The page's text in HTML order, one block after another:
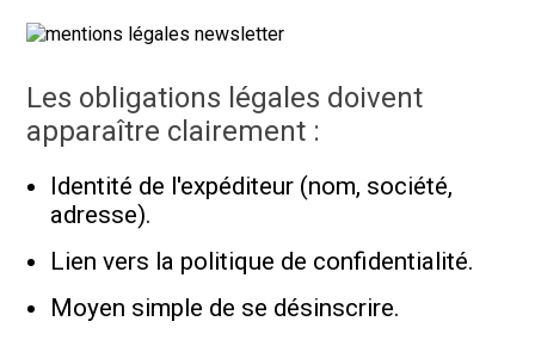
Les obligations légales doivent
apparaître clairement :
Identité de l'expéditeur (nom, société,
adresse).
Lien vers la politique de confidentialité.
Moyen simple de se désinscrire.